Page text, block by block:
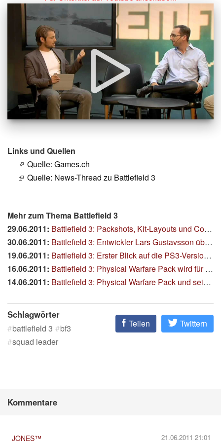
Links und Quellen
Quelle: Games.ch
Quelle: News-Thread zu Battlefield 3
Mehr zum Thema Battlefield 3
29.06.2011: Battlefield 3: Packshots, Kit-Layouts und Coop-Modus
30.06.2011: Battlefield 3: Entwickler Lars Gustavsson über den Multiplayer
19.06.2011: Battlefield 3: Erster Blick auf die PS3-Version, zehn neue Screenshots
16.06.2011: Battlefield 3: Physical Warfare Pack wird für alle nachgereicht
14.06.2011: Battlefield 3: Physical Warfare Pack und seine Konsequenzen
Teilen Twittern
Schlagwörter
battlefield 3
bf3
squad leader
Kommentare
21.06.2011 21:01
JONES™